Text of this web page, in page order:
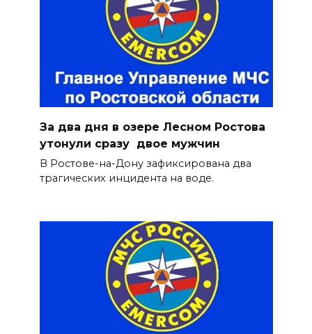
За два дня в озере Лесном Ростова
утонули сразу двое мужчин
В Ростове-на-Дону зафиксирована два
трагических инцидента на воде.